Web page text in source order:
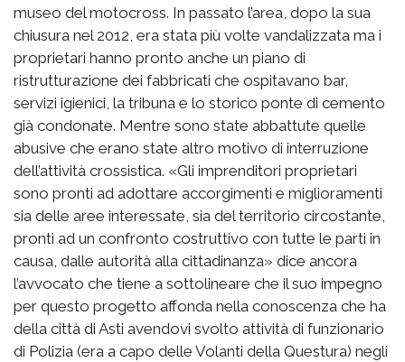
museo del motocross. In passato l’area, dopo la sua
chiusura nel 2012, era stata più volte vandalizzata ma i
proprietari hanno pronto anche un piano di
ristrutturazione dei fabbricati che ospitavano bar,
servizi igienici, la tribuna e lo storico ponte di cemento
già condonate. Mentre sono state abbattute quelle
abusive che erano state altro motivo di interruzione
dell’attività crossistica. «Gli imprenditori proprietari
sono pronti ad adottare accorgimenti e miglioramenti
sia delle aree interessate, sia del territorio circostante,
pronti ad un confronto costruttivo con tutte le parti in
causa, dalle autorità alla cittadinanza» dice ancora
l’avvocato che tiene a sottolineare che il suo impegno
per questo progetto affonda nella conoscenza che ha
della città di Asti avendovi svolto attività di funzionario
di Polizia (era a capo delle Volanti della Questura) negli